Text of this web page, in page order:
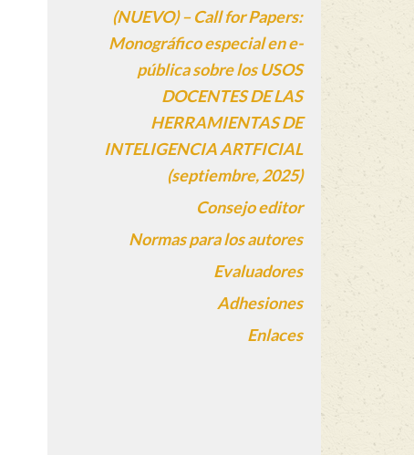
(NUEVO) – Call for Papers:
Monográfico especial en e-
pública sobre los USOS
DOCENTES DE LAS
HERRAMIENTAS DE
INTELIGENCIA ARTFICIAL
(septiembre, 2025)
Consejo editor
Normas para los autores
Evaluadores
Adhesiones
Enlaces